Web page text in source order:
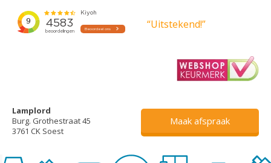
“Uitstekend!”
Lamplord
Burg. Grothestraat 45
3761 CK Soest
Maak afspraak